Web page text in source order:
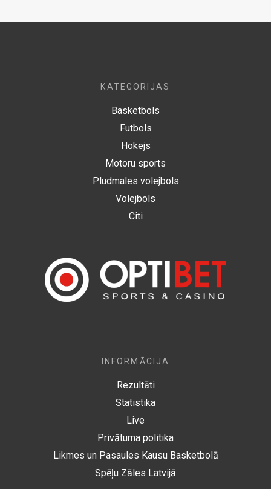
KATEGORIJAS
Basketbols
Futbols
Hokejs
Motoru sports
Pludmales volejbols
Volejbols
Citi
INFORMĀCIJA
Rezultāti
Statistika
Live
Privātuma politika
Likmes un Pasaules Kausu Basketbolā
Spēļu Zāles Latvijā